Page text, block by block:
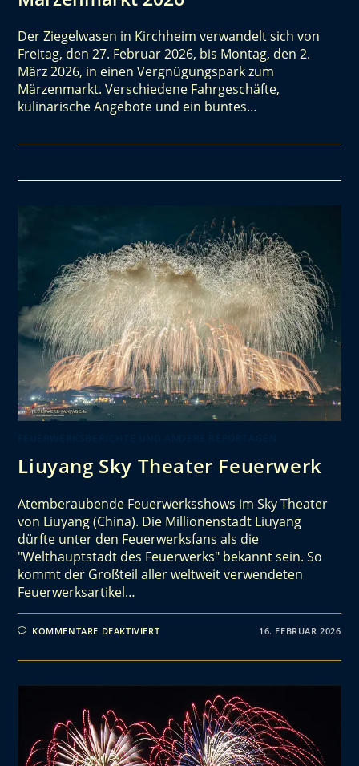
Der Ziegelwasen in Kirchheim verwandelt sich von
Freitag, den 27. Februar 2026, bis Montag, den 2.
März 2026, in einen Vergnügungspark zum
Märzenmarkt. Verschiedene Fahrgeschäfte,
kulinarische Angebote und ein buntes…
Liuyang Sky Theater Feuerwerk
Atemberaubende Feuerwerksshows im Sky Theater
von Liuyang (China). Die Millionenstadt Liuyang
dürfte unter den Feuerwerksfans als die
"Welthauptstadt des Feuerwerks" bekannt sein. So
kommt der Großteil aller weltweit verwendeten
Feuerwerksartikel…
KOMMENTARE DEAKTIVIERT 16. FEBRUAR 2026